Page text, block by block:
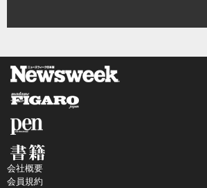
会社概要
会員規約